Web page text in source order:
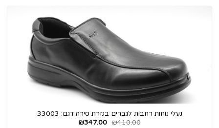
נעלי נוחות רחבות לגברים בגזרת סירה דגם: 33003
₪410.00
₪347.00